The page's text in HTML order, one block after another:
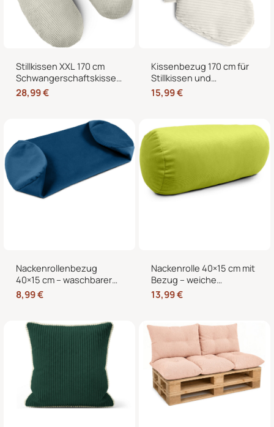
Stillkissen XXL 170 cm
Schwangerschaftskissen
Seitenschläferkissen U-
Form mit abnehmbarem
28,99€
Kissenbezug 170 cm für
Stillkissen und
Seitenschläferkissen –
weicher Ersatzbezug mit
15,99€
Nackenrollenbezug
40×15 cm – waschbarer
Ersatzbezug mit
verdecktem
Nackenrolle, Kissenrolle &
Bettrolle
8,99€
Nackenrolle 40×15 cm mit
Bezug – weiche
Kissenrolle in Samt-Optik,
Nackenstütze,
dekorative Bettrolle für
Sofa, Bett und Sessel
13,99€